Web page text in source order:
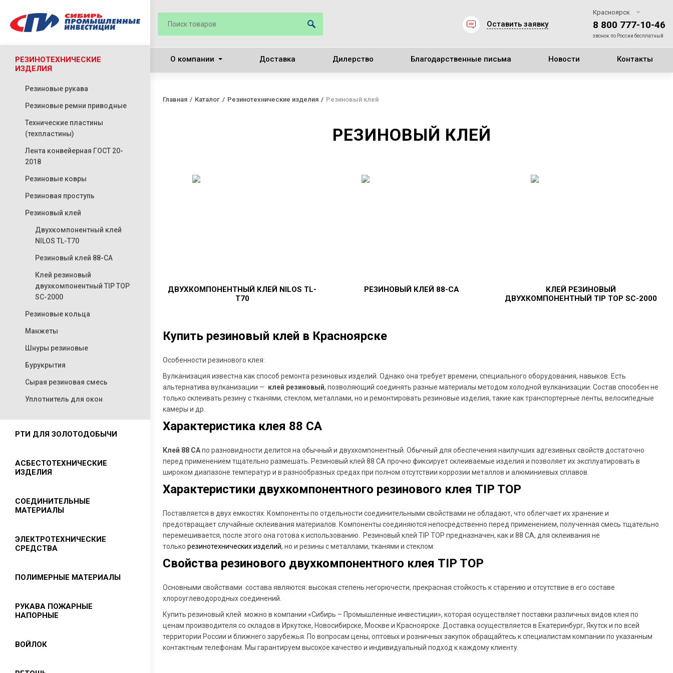
РЕЗИНОТЕХНИЧЕСКИЕ
ИЗДЕЛИЯ
Резиновые рукава
Резиновые ремни приводные
Технические пластины
(техпластины)
Лента конвейерная ГОСТ 20-
2018
Резиновые ковры
Резиновая проступь
Резиновый клей
Двухкомпонентный клей
NILOS TL-T70
Резиновый клей 88-СА
Клей резиновый
двухкомпонентный TIP TOP
SC-2000
Резиновые кольца
Манжеты
Шнуры резиновые
Бурукрытия
Сырая резиновая смесь
Уплотнитель для окон
РТИ ДЛЯ ЗОЛОТОДОБЫЧИ
АСБЕСТОТЕХНИЧЕСКИЕ
ИЗДЕЛИЯ
Асбест хризотиловый
Листовой паронит
Картон асбестовый
Листы асбостальные
КАП
СОЕДИНИТЕЛЬНЫЕ
МАТЕРИАЛЫ
Камлоки
Хомуты
ЭЛЕКТРОТЕХНИЧЕСКИЕ
СРЕДСТВА
Изолента
Стеклотекстолит
ПОЛИМЕРНЫЕ МАТЕРИАЛЫ
Фторопласт
ФУМ лента
РУКАВА ПОЖАРНЫЕ
НАПОРНЫЕ
ВОЙЛОК
Красноярск
8 800 777-10-46
звонок по России бесплатный
Оставить заявку
О компании Доставка Дилерство Благодарственные письма Новости Контакты
Главная Каталог Резинотехнические изделия Резиновый клей
РЕЗИНОВЫЙ КЛЕЙ
ДВУХКОМПОНЕНТНЫЙ КЛЕЙ NILOS TL-
T70
РЕЗИНОВЫЙ КЛЕЙ 88-СА КЛЕЙ РЕЗИНОВЫЙ
ДВУХКОМПОНЕНТНЫЙ TIP TOP SC-2000
Купить резиновый клей в Красноярске
Особенности резинового клея:
Вулканизация известна как способ ремонта резиновых изделий. Однако она требует времени, специального оборудования, навыков. Есть
альтернатива вулканизации — клей резиновый, позволяющий соединять разные материалы методом холодной вулканизации. Состав способен не
только склеивать резину с тканями, стеклом, металлами, но и ремонтировать резиновые изделия, такие как транспортерные ленты, велосипедные
камеры и др.
Характеристика клея 88 СА
Клей 88 САпо разновидности делится на обычный и двухкомпонентный. Обычный для обеспечения наилучших адгезивных свойств достаточно
перед применением тщательно размешать. Резиновый клей 88 СА прочно фиксирует склеиваемые изделия и позволяет их эксплуатировать в
широком диапазоне температур и в разнообразных средах при полном отсутствии коррозии металлов и алюминиевых сплавов.
Характеристики двухкомпонентного резинового клея TIP TOP
Поставляется в двух емкостях. Компоненты по отдельности соединительными свойствами не обладают, что облегчает их хранение и
предотвращает случайные склеивания материалов. Компоненты соединяются непосредственно перед применением, полученная смесь тщательно
перемешивается, после этого она готова к использованию. Резиновый клей TIP TOP предназначен, как и 88 СА, для склеивания не
только резинотехнических изделий, но и резины с металлами, тканями и стеклом.
Свойства резинового двухкомпонентного клея TIP TOP
Основными свойствами состава являются: высокая степень негорючести, прекрасная стойкость к старению и отсутствие в его составе
хлороуглеводородных соединений.
Купить резиновый клей можно в компании «Сибирь – Промышленные инвестиции», которая осуществляет поставки различных видов клея по
ценам производителя со складов в Иркутске, Новосибирске, Москве и Красноярске. Доставка осуществляется в Екатеринбург, Якутск и по всей
территории России и ближнего зарубежья. По вопросам цены, оптовых и розничных закупок обращайтесь к специалистам компании по указанным
контактным телефонам. Мы гарантируем высокое качество и индивидуальный подход к каждому клиенту.